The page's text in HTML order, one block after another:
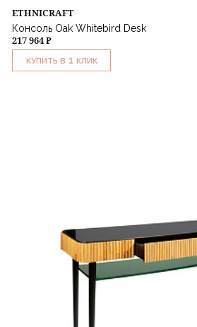
ETHNICRAFT
Консоль Oak Whitebird Desk
217 964 ₽
КУПИТЬ В 1 КЛИК